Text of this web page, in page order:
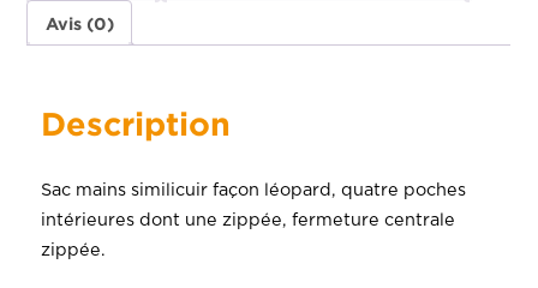
Avis (0)
Description
Sac mains similicuir façon léopard, quatre poches
intérieures dont une zippée, fermeture centrale
zippée.